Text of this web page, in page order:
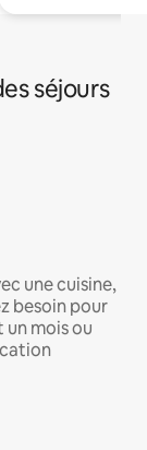
séjours
une cuisine,
besoin pour
mois ou